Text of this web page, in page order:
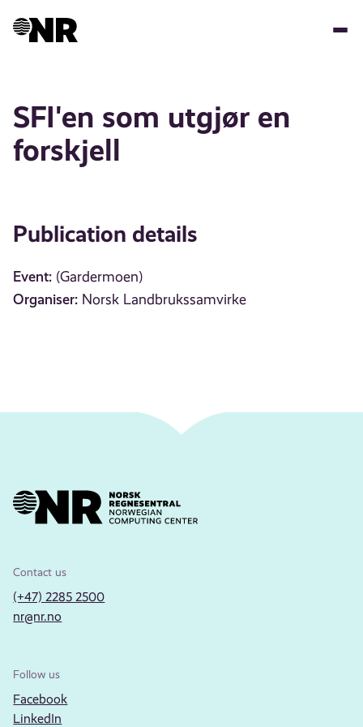
SFI'en som utgjør en
forskjell
Publication details
Event: (Gardermoen)
Organiser: Norsk Landbrukssamvirke
Contact us
(+47) 2285 2500
nr@nr.no
Follow us
Facebook
LinkedIn